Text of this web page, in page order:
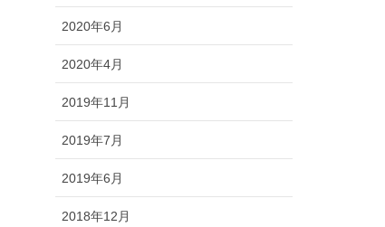
2020年6月
2020年4月
2019年11月
2019年7月
2019年6月
2018年12月